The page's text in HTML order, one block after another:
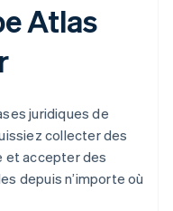
Atlas
juridiques de
collecter des
et accepter des
depuis n’importe où